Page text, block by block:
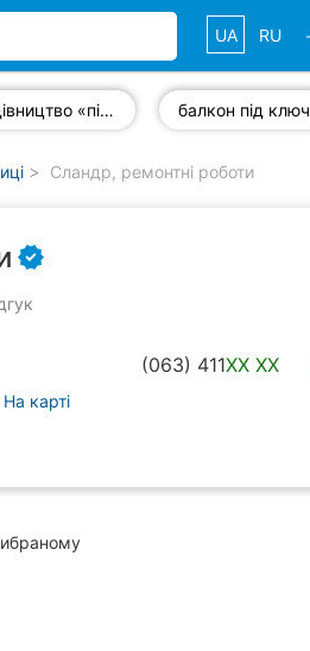
UA RU
будівництво «під ключ» балкон під ключ
Сландр, ремонтні роботи
(063) 411XX XX
На карті